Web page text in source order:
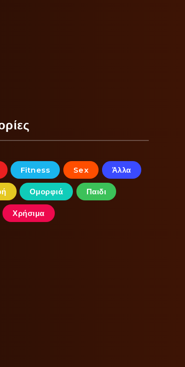
Fitness Sex Άλλα
Ομορφιά Παιδι
Χρήσιμα